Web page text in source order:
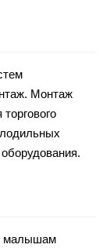
Монтаж
малышам